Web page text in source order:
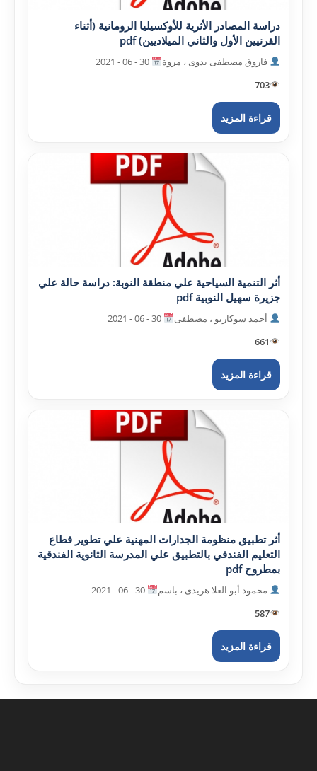
دراسة المصادر الأثرية للأوکسيليا الرومانية (أثناء
القرنيين الأول والثاني الميلاديين) pdf
فاروق مصطفى بدوى ، مروة
703
قراءة المزيد
أثر التنمية السياحية علي منطقة النوبة: دراسة حالة علي
جزيرة سهيل النوبية pdf
أحمد سوکارنو ، مصطفى
661
قراءة المزيد
أثر تطبيق منظومة الجدارات المهنية علي تطوير قطاع
التعليم الفندقي بالتطبيق علي المدرسة الثانوية الفندقية
بمطروح pdf
محمود أبو العلا هريدى ، باسم
587
قراءة المزيد